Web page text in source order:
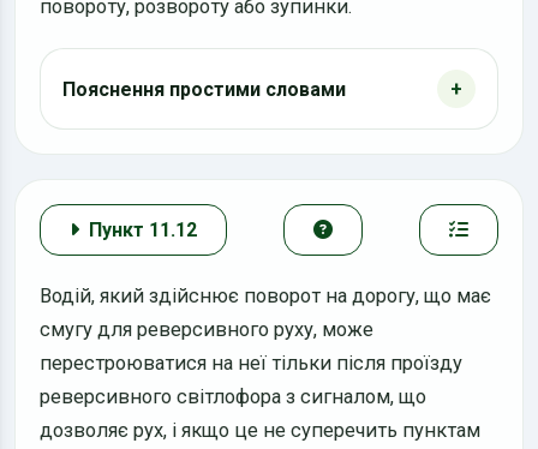
повороту, розвороту або зупинки.
Пояснення простими словами
Пункт 11.12
Водій, який здійснює поворот на дорогу, що має
смугу для реверсивного руху, може
перестроюватися на неї тільки після проїзду
реверсивного світлофора з сигналом, що
дозволяє рух, і якщо це не суперечить пунктам